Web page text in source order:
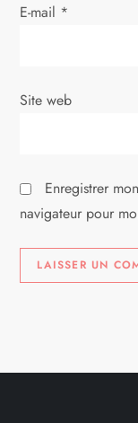
E-mail *
Site web
Enregistrer
navigateur pour